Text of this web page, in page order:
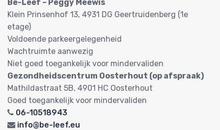
Be-Leef – Peggy Meewis
Klein Prinsenhof 13, 4931 DG Geertruidenberg (1e
etage)
Voldoende parkeergelegenheid
Wachtruimte aanwezig
Niet goed toegankelijk voor mindervaliden
Gezondheidscentrum Oosterhout (op afspraak)
Mathildastraat 5B, 4901 HC Oosterhout
Goed toegankelijk voor mindervaliden
06-10518943
info@be-leef.eu